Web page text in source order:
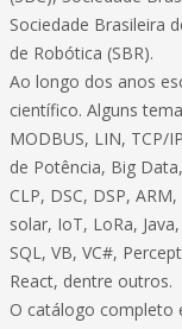
Sociedade Brasileira
de Robótica (SBR).
Ao longo dos anos
científico. Alguns
MODBUS, LIN, TCP/
de Potência, Big
CLP, DSC, DSP,
solar, IoT, LoRa,
SQL, VB, VC#,
React, dentre outros.
O catálogo completo